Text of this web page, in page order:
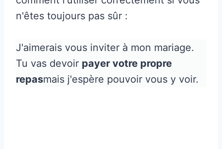
n'êtes toujours pas sûr :
J'aimerais vous inviter à mon mariage.
Tu vas devoir payer votre propre
repasmais j'espère pouvoir vous y voir.